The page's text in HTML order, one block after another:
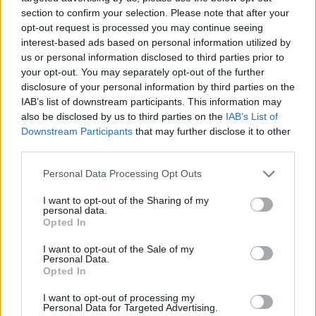
section to confirm your selection. Please note that after your
opt-out request is processed you may continue seeing
interest-based ads based on personal information utilized by
us or personal information disclosed to third parties prior to
your opt-out. You may separately opt-out of the further
disclosure of your personal information by third parties on the
IAB’s list of downstream participants. This information may
also be disclosed by us to third parties on the IAB’s List of
Downstream Participants that may further disclose it to other
Please note that this website/app uses one or more Google
not limited to your visit or usage behaviour. You may click to
grant or deny consent to Google and its third-party tags to
use your data for below specified purposes in below Google
consent section.
Personal Data Processing Opt Outs
I want to opt-out of the Sharing of my
personal data.
Opted In
I want to opt-out of the Sale of my
Personal Data.
Opted In
I want to opt-out of processing my
Personal Data for Targeted Advertising.
completa que los resultados de estudios aislados,
aunque hayan sido realizados por un equipo
diferente y con métodos distintos.